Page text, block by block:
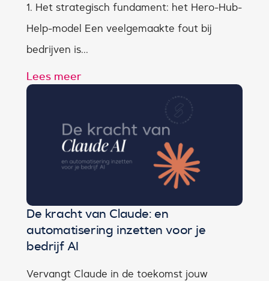
1. Het strategisch fundament: het Hero-Hub-
Help-model Een veelgemaakte fout bij
bedrijven is...
Lees meer
De kracht van Claude: en
automatisering inzetten voor je
bedrijf AI
Vervangt Claude in de toekomst jouw